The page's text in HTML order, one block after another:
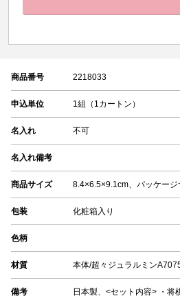
商品番号 2218033
申込単位 1組（1カートン）
名入れ 不可
名入れ備考
商品サイズ 8.4×6.5×9.1cm、パッケー
包装 化粧箱入り
色柄
材質 本体/超々ジュラルミン
備考
日本製、<セット内容> ・